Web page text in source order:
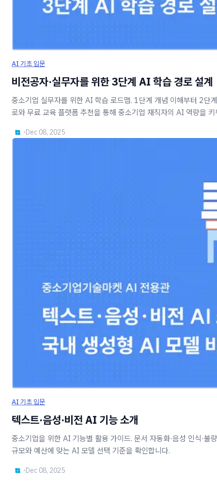
AI 기초 입문
비전공자·실무자를 위한 3단계 AI 학습 경로 설계
중소기업 실무자를 위한 AI 학습 로드맵. 1단계 개념 이해부터 2단
로와 무료 교육 플랫폼 추천을 통해 중소기업 재직자의 AI 역량을 키
•Dec 08, 2025
AI 기초 입문
텍스트·음성·비전 AI 기능 소개
중소기업을 위한 AI 기능별 활용 가이드. 문서 자동화·음성 인식·
규모와 예산에 맞는 AI 모델 선택 기준을 확인합니다.
•Dec 08, 2025